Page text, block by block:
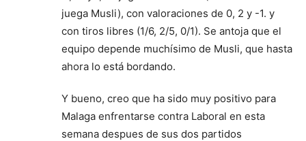
juega Musli), con valoraciones de 0, 2 y -1. y
con tiros libres (1/6, 2/5, 0/1). Se antoja que el
equipo depende muchísimo de Musli, que hasta
ahora lo está bordando.
Y bueno, creo que ha sido muy positivo para
Malaga enfrentarse contra Laboral en esta
semana despues de sus dos partidos